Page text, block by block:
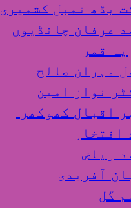
بڈھ نمبل کشمیری
عرفان چانڈیوں
قمر
مہران صالح
نواز امین
اقبال کھوکھر
افتخار
ریاض
آفریدی
گل